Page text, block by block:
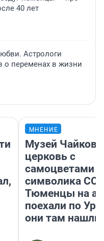
40 лет
Астрологи
о переменах в жизни
МНЕНИЕ
Музей
церковь с
самоцветами
символика
Тюменцы на
поехали по
они там нашли